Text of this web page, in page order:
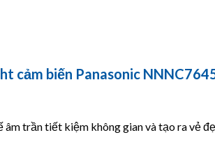
cảm biến Panasonic
âm trần tiết kiệm không gian và tạo ra vẻ